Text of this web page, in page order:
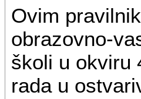
Ovim
obrazovno-
školi u okviru
rada u